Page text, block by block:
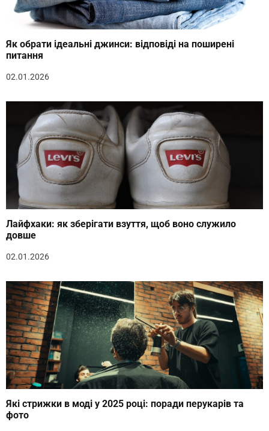
Як обрати ідеальні джинси: відповіді на поширені
питання
02.01.2026
Лайфхаки: як зберігати взуття, щоб воно служило
довше
02.01.2026
Які стрижки в моді у 2025 році: поради перукарів та
фото